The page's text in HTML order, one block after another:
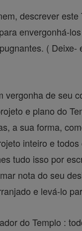
descrever este
envergonhá-
( Deixe-
vergonha de seu
e plano do
a sua forma,
inteiro e todos
tudo isso por
nota do seu
e levá-lo
do Templo :